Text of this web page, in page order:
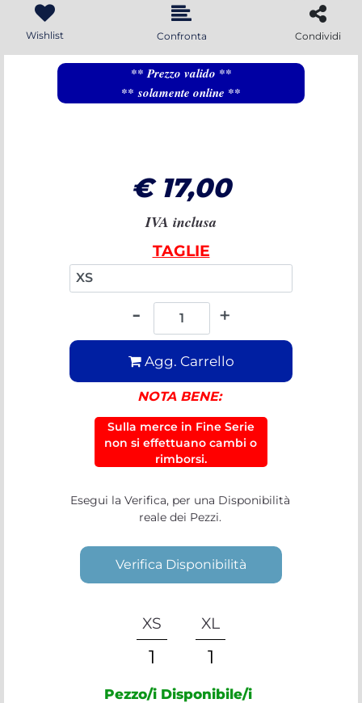
Wishlist Confronta Condividi
** Prezzo valido **
** solamente online **
€ 17,00
IVA inclusa
TAGLIE
Quantità
Agg. Carrello
NOTA BENE:
Sulla merce in Fine Serie
non si effettuano cambi o
rimborsi.
Esegui la Verifica, per una Disponibilità
reale dei Pezzi.
Verifica Disponibilità
XS
1
XL
1
Pezzo/i Disponibile/i